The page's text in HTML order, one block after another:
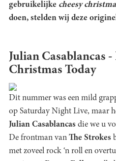
gebruikelijke cheesy
doen, stelden wij deze
Julian Casablancas
Christmas Today
Dit nummer was een mild
op Saturday Night Live, maar
Julian Casablancas die we u
De frontman van The Strokes
met zoveel rock ‘n roll en